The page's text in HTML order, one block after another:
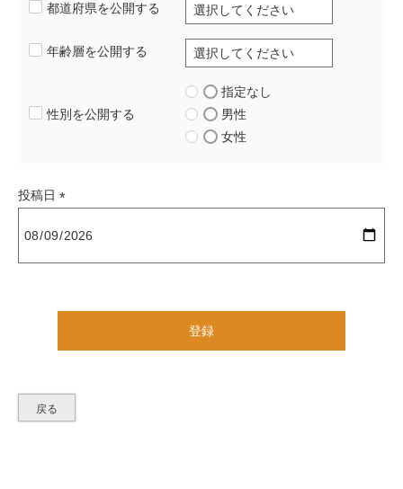
都道府県を公開する
年齢層を公開する
性別を公開する
指定なし
男性
女性
投稿日
必
須
登録
戻る